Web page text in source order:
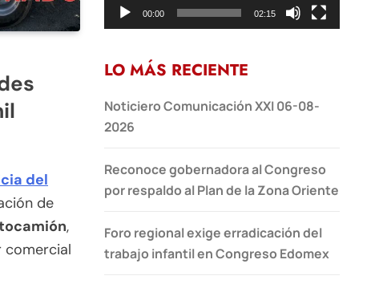
del
de
,
comercial
00:00 02:15
LO MÁS RECIENTE
Noticiero Comunicación XXI 06-08-
2026
Reconoce gobernadora al Congreso
por respaldo al Plan de la Zona Oriente
Foro regional exige erradicación del
trabajo infantil en Congreso Edomex